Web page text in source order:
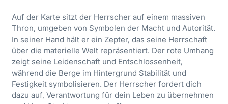
Auf der Karte sitzt der Herrscher auf einem massiven
Thron, umgeben von Symbolen der Macht und Autorität.
In seiner Hand hält er ein Zepter, das seine Herrschaft
über die materielle Welt repräsentiert. Der rote Umhang
zeigt seine Leidenschaft und Entschlossenheit,
während die Berge im Hintergrund Stabilität und
Festigkeit symbolisieren. Der Herrscher fordert dich
dazu auf, Verantwortung für dein Leben zu übernehmen